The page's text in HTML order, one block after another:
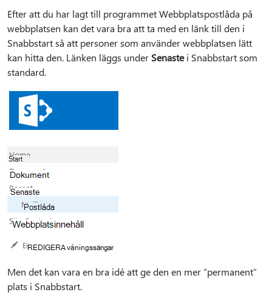
Efter att du har lagt till programmet Webbplatspostlåda på
webbplatsen kan det vara bra att ta med en länk till den i
Snabbstart så att personer som använder webbplatsen lätt
kan hitta den. Länken läggs under Senastei Snabbstart som
standard.
Men det kan vara en bra idé att ge den en mer ”permanent”
plats i Snabbstart.